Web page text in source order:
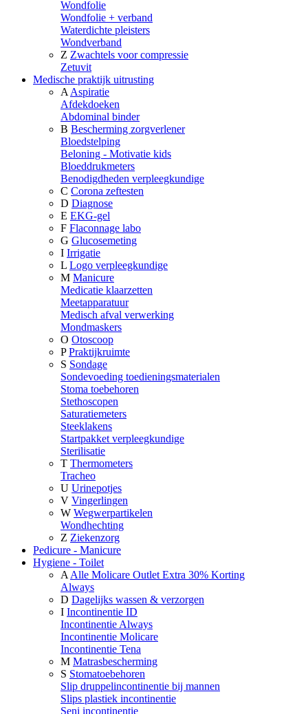
Wondfolie
Wondfolie + verband
Waterdichte pleisters
Wondverband
Z Zwachtels voor compressie
Zetuvit
Medische praktijk uitrusting
A Aspiratie
Afdekdoeken
Abdominal binder
B Bescherming zorgverlener
Bloedstelping
Beloning - Motivatie kids
Bloeddrukmeters
Benodigdheden verpleegkundige
C Corona zeftesten
D Diagnose
E EKG-gel
F Flaconnage labo
G Glucosemeting
I Irrigatie
L Logo verpleegkundige
M Manicure
Medicatie klaarzetten
Meetapparatuur
Medisch afval verwerking
Mondmaskers
O Otoscoop
P Praktijkruimte
S Sondage
Sondevoeding toedieningsmaterialen
Stoma toebehoren
Stethoscopen
Saturatiemeters
Steeklakens
Startpakket verpleegkundige
Sterilisatie
T Thermometers
Tracheo
U Urinepotjes
V Vingerlingen
W Wegwerpartikelen
Wondhechting
Z Ziekenzorg
Pedicure - Manicure
Hygiene - Toilet
A Alle Molicare Outlet Extra 30% Korting
Always
D Dagelijks wassen & verzorgen
I Incontinentie ID
Incontinentie Always
Incontinentie Molicare
Incontinentie Tena
M Matrasbescherming
S Stomatoebehoren
Slip druppelincontinentie bij mannen
Slips plastiek incontinentie
Seni incontinentie